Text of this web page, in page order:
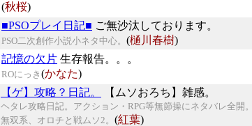
(秋桜)
■PSOプレイ日記■ ご無沙汰しております。
PSO二次創作小説小ネタ中心。 (樋川春樹)
記憶の欠片 生存報告。。。
ROにっき (かなた)
【ゲ】攻略？日記。 【ムソおろち】雑感。
ヘタレ攻略日記。アクション・RPG等無節操にネタバレ全開
無双系、オロチと戦ムソ2。 (紅葉)